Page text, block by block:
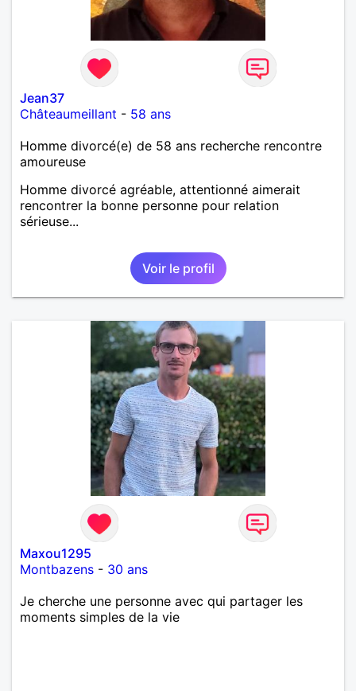
Jean37
Châteaumeillant - 58 ans
Homme divorcé(e) de 58 ans recherche rencontre
amoureuse
Homme divorcé agréable, attentionné aimerait
rencontrer la bonne personne pour relation
sérieuse...
Voir le profil
Maxou1295
Montbazens - 30 ans
Je cherche une personne avec qui partager les
moments simples de la vie